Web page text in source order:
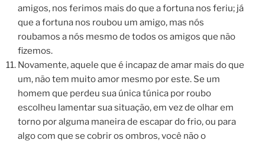
amigos, nos ferimos mais do que a fortuna nos feriu; já
que a fortuna nos roubou um amigo, mas nós
roubamos a nós mesmo de todos os amigos que não
fizemos.
Novamente, aquele que é incapaz de amar mais do que
um, não tem muito amor mesmo por este. Se um
homem que perdeu sua única túnica por roubo
escolheu lamentar sua situação, em vez de olhar em
torno por alguma maneira de escapar do frio, ou para
algo com que se cobrir os ombros, você não o